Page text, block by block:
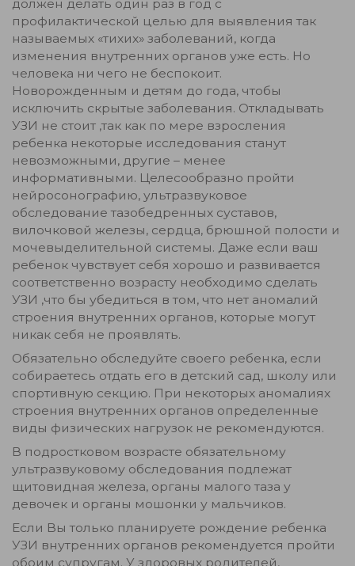
должен делать один раз в год с
профилактической целью для выявления так
называемых «тихих» заболеваний, когда
изменения внутренних органов уже есть. Но
человека ни чего не беспокоит.
Новорожденным и детям до года, чтобы
исключить скрытые заболевания. Откладывать
УЗИ не стоит ,так как по мере взросления
ребенка некоторые исследования станут
невозможными, другие – менее
информативными. Целесообразно пройти
нейросонографию, ультразвуковое
обследование тазобедренных суставов,
вилочковой железы, сердца, брюшной полости и
мочевыделительной системы. Даже если ваш
ребенок чувствует себя хорошо и развивается
соответственно возрасту необходимо сделать
УЗИ ,что бы убедиться в том, что нет аномалий
строения внутренних органов, которые могут
никак себя не проявлять.
Обязательно обследуйте своего ребенка, если
собираетесь отдать его в детский сад, школу или
спортивную секцию. При некоторых аномалиях
строения внутренних органов определенные
виды физических нагрузок не рекомендуются.
В подростковом возрасте обязательному
ультразвуковому обследования подлежат
щитовидная железа, органы малого таза у
девочек и органы мошонки у мальчиков.
Если Вы только планируете рождение ребенка
УЗИ внутренних органов рекомендуется пройти
обоим супругам. У здоровых родителей,